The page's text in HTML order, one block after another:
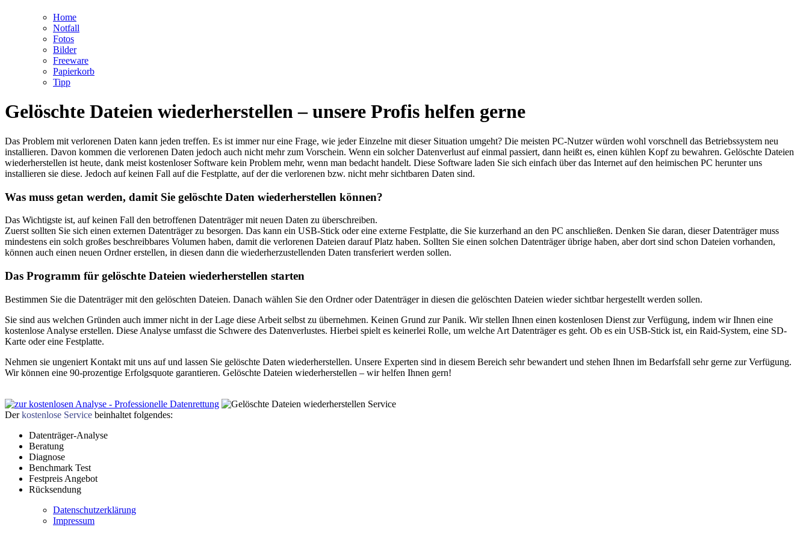
Home
Notfall
Fotos
Bilder
Freeware
Papierkorb
Tipp
Gelöschte Dateien wiederherstellen – unsere Profis helfen gerne
Das Problem mit verlorenen Daten kann jeden treffen. Es ist immer nur eine Frage, wie jeder Einzelne mit dieser Situation umgeht? Die meisten PC-Nutzer würden wohl vorschnell das Betriebssystem neu
installieren. Davon kommen die verlorenen Daten jedoch auch nicht mehr zum Vorschein. Wenn ein solcher Datenverlust auf einmal passiert, dann heißt es, einen kühlen Kopf zu bewahren. Gelöschte Dateien
wiederherstellen ist heute, dank meist kostenloser Software kein Problem mehr, wenn man bedacht handelt. Diese Software laden Sie sich einfach über das Internet auf den heimischen PC herunter uns
installieren sie diese. Jedoch auf keinen Fall auf die Festplatte, auf der die verlorenen bzw. nicht mehr sichtbaren Daten sind.
Was muss getan werden, damit Sie gelöschte Daten wiederherstellen können?
Das Wichtigste ist, auf keinen Fall den betroffenen Datenträger mit neuen Daten zu überschreiben.
Zuerst sollten Sie sich einen externen Datenträger zu besorgen. Das kann ein USB-Stick oder eine externe Festplatte, die Sie kurzerhand an den PC anschließen. Denken Sie daran, dieser Datenträger muss
mindestens ein solch großes beschreibbares Volumen haben, damit die verlorenen Dateien darauf Platz haben. Sollten Sie einen solchen Datenträger übrige haben, aber dort sind schon Dateien vorhanden,
können auch einen neuen Ordner erstellen, in diesen dann die wiederherzustellenden Daten transferiert werden sollen.
Das Programm für gelöschte Dateien wiederherstellen starten
Bestimmen Sie die Datenträger mit den gelöschten Dateien. Danach wählen Sie den Ordner oder Datenträger in diesen die gelöschten Dateien wieder sichtbar hergestellt werden sollen.
Sie sind aus welchen Gründen auch immer nicht in der Lage diese Arbeit selbst zu übernehmen. Keinen Grund zur Panik. Wir stellen Ihnen einen kostenlosen Dienst zur Verfügung, indem wir Ihnen eine
kostenlose Analyse erstellen. Diese Analyse umfasst die Schwere des Datenverlustes. Hierbei spielt es keinerlei Rolle, um welche Art Datenträger es geht. Ob es ein USB-Stick ist, ein Raid-System, eine SD-
Karte oder eine Festplatte.
Nehmen sie ungeniert Kontakt mit uns auf und lassen Sie gelöschte Daten wiederherstellen. Unsere Experten sind in diesem Bereich sehr bewandert und stehen Ihnen im Bedarfsfall sehr gerne zur Verfügung.
Wir können eine 90-prozentige Erfolgsquote garantieren. Gelöschte Dateien wiederherstellen – wir helfen Ihnen gern!
Derkostenlose Service beinhaltet folgendes:
Datenträger-Analyse
Beratung
Diagnose
Benchmark Test
Festpreis Angebot
Rücksendung
Datenschutzerklärung
Impressum